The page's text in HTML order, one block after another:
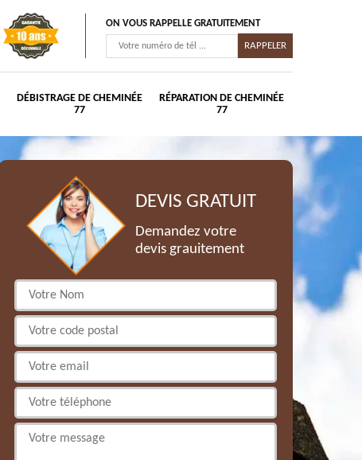
ON VOUS RAPPELLE GRATUITEMENT
DÉBISTRAGE DE CHEMINÉE
77
RÉPARATION DE CHEMINÉE
77
DEVIS GRATUIT
Demandez votre
devis grauitement